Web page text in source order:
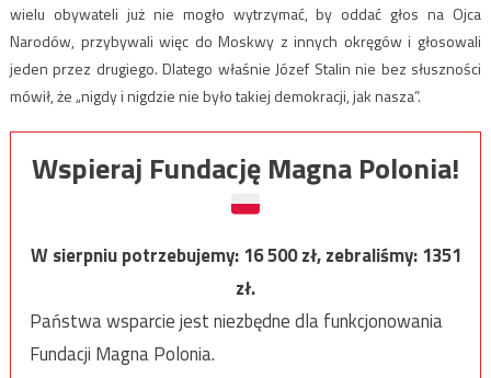
wielu obywateli już nie mogło wytrzymać, by oddać głos na Ojca
Narodów, przybywali więc do Moskwy z innych okręgów i głosowali
jeden przez drugiego. Dlatego właśnie Józef Stalin nie bez słuszności
mówił, że „nigdy i nigdzie nie było takiej demokracji, jak nasza”.
Wspieraj Fundację Magna Polonia!
W sierpniu potrzebujemy:16 500zł, zebraliśmy:1351
zł.
Państwa wsparcie jest niezbędne dla funkcjonowania
Fundacji Magna Polonia.